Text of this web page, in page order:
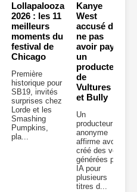
Lollapalooza
2026 : les 11
meilleurs
moments du
festival de
Chicago
Première
historique pour
SB19, invités
surprises chez
Lorde et les
Smashing
Pumpkins,
pla...
Kanye
West
accusé de
ne pas
avoir payé
un
producteur
de
Vultures 2
et Bully
Un
producteur
anonyme
affirme avoir
créé des voix
générées par
IA pour
plusieurs
titres d...